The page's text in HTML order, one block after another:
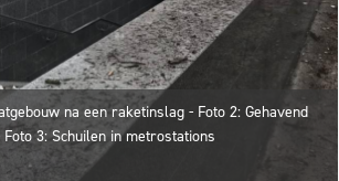
na een raketinslag - Foto 2: Gehavend
3: Schuilen in metrostations